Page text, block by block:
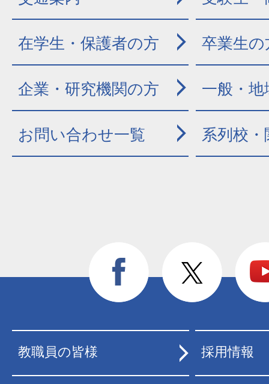
在学生・保護者の方 卒業生の
企業・研究機関の方 一般・地
お問い合わせ一覧 系列校
教職員の皆様 採用情報